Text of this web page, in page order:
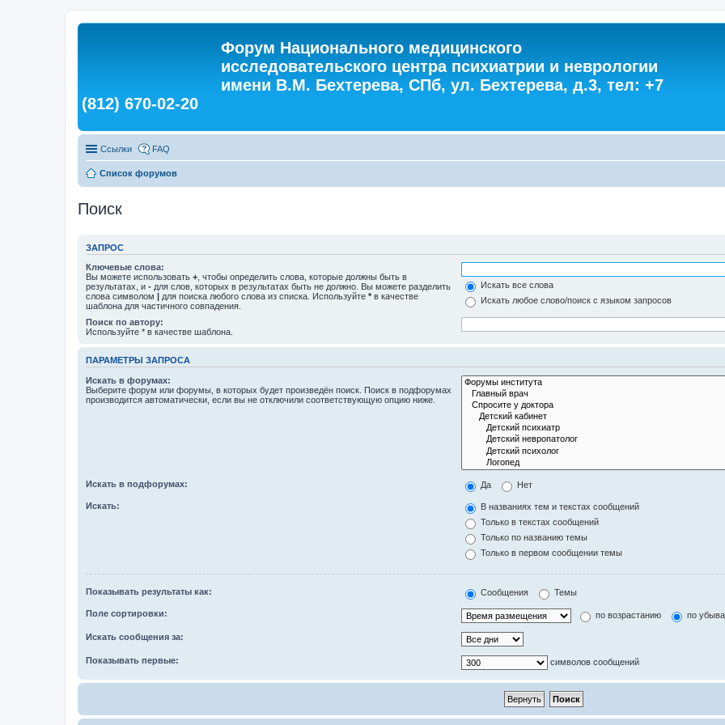
Форум Национального медицинского
исследовательского центра психиатрии и неврологии
имени В.М. Бехтерева, СПб, ул. Бехтерева, д.3, тел: +7
(812) 670-02-20
Ссылки FAQ
Список форумов
Поиск
ЗАПРОС
Ключевые слова:
Вы можете использовать + , чтобы определить слова, которые должны быть в
результатах, и - для слов, которых в результатах быть не должно. Вы можете разделить
слова символом | для поиска любого слова из списка. Используйте * в качестве
шаблона для частичного совпадения.
Искать все слова
Искать любое слово/поиск с языком запросов
Поиск по автору:
Используйте * в качестве шаблона.
ПАРАМЕТРЫ ЗАПРОСА
Искать в форумах:
Выберите форум или форумы, в которых будет произведён поиск. Поиск в подфорумах
производится автоматически, если вы не отключили соответствующую опцию ниже.
Искать в подфорумах: Да Нет
Искать:
В названиях тем и текстах сообщений
Только в текстах сообщений
Только по названию темы
Только в первом сообщении темы
Показывать результаты как: Сообщения Темы
Поле сортировки: по возрастанию по
Искать сообщения за:
Показывать первые: символов сообщений